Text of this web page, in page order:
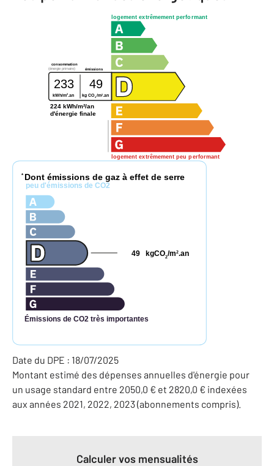
logement extrêmement performant
logement extrêmement peu performant
consommation
émissions
(énergie primaire)
233 49
kWh/m2.an kg CO2 /m2 .an
224 kWh/m²/an
d'énergie finale
* Dont émissions de gaz à effet de serre
peu d'émissions de CO2
Émissions de CO2 très importantes
kgCO2/m2.an
49
Date du DPE : 18/07/2025
Montant estimé des dépenses annuelles d'énergie pour
un usage standard entre 2050,0 € et 2820,0 € indexées
aux années 2021, 2022, 2023 (abonnements compris).
Calculer vos mensualités